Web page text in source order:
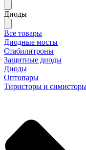
Диоды
Все товары
Диодные мосты
Стабилитроны
Защитные диоды
Диоды
Оптопары
Тиристоры и